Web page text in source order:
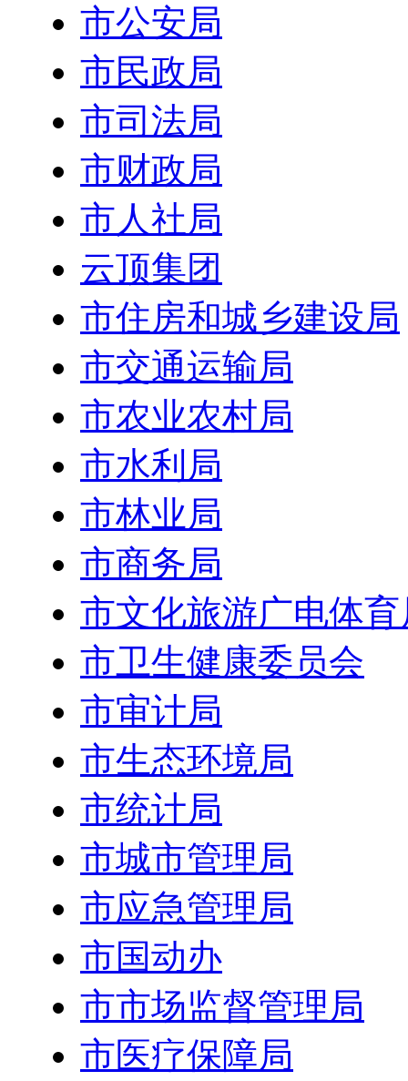
市公安局
市民政局
市司法局
市财政局
市人社局
云顶集团
市住房和城乡建设局
市交通运输局
市农业农村局
市水利局
市林业局
市商务局
市文化旅游广电体育
市卫生健康委员会
市审计局
市生态环境局
市统计局
市城市管理局
市应急管理局
市国动办
市市场监督管理局
市医疗保障局